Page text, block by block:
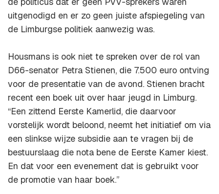
uitgenodigd en er zo geen juiste afspiegeling van
de Limburgse politiek aanwezig was.
Housmans is ook niet te spreken over de rol van
D66-senator Petra Stienen, die 7.500 euro ontving
voor de presentatie van de avond. Stienen bracht
recent een boek uit over haar jeugd in Limburg.
“Een zittend Eerste Kamerlid, die daarvoor
vorstelijk wordt beloond, neemt het initiatief om via
een slinkse wijze subsidie aan te vragen bij de
bestuurslaag die nota bene de Eerste Kamer kiest.
En dat voor een evenement dat is gebruikt voor
de promotie van haar boek.”